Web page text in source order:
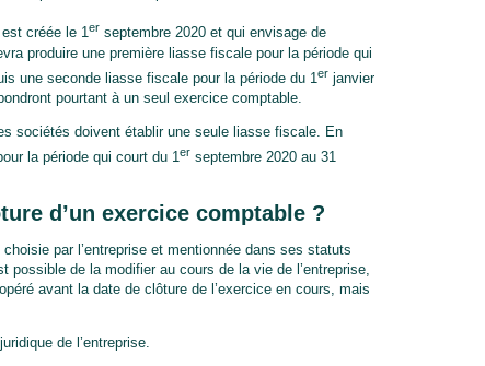
créée le 1er septembre 2020 et qui envisage de
produire une première liasse fiscale pour la période qui
une seconde liasse fiscale pour la période du 1 er janvier
pourtant à un seul exercice comptable.
sociétés doivent établir une seule liasse fiscale. En
la période qui court du 1er septembre 2020 au 31
d’un exercice comptable ?
par l’entreprise et mentionnée dans ses statuts
possible de la modifier au cours de la vie de l’entreprise,
avant la date de clôture de l’exercice en cours, mais
de l’entreprise.